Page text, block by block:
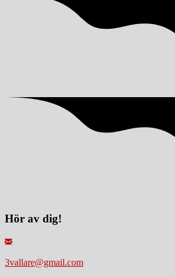
Hör av dig!
3vallare@gmail.com